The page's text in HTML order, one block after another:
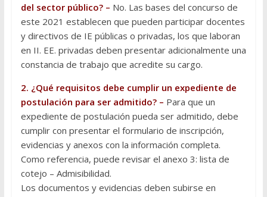
del sector público? – No. Las bases del concurso de
este 2021 establecen que pueden participar docentes
y directivos de IE públicas o privadas, los que laboran
en II. EE. privadas deben presentar adicionalmente una
constancia de trabajo que acredite su cargo.
2. ¿Qué requisitos debe cumplir un expediente de
postulación para ser admitido? – Para que un
expediente de postulación pueda ser admitido, debe
cumplir con presentar el formulario de inscripción,
evidencias y anexos con la información completa.
Como referencia, puede revisar el anexo 3: lista de
cotejo – Admisibilidad.
Los documentos y evidencias deben subirse en